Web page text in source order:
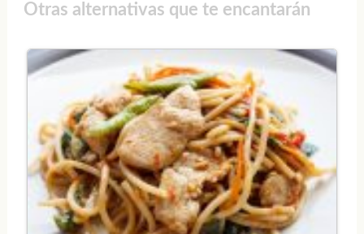
Otras alternativas que te encantarán